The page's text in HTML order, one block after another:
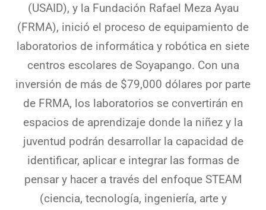
(USAID), y la Fundación Rafael Meza Ayau
(FRMA), inició el proceso de equipamiento de
laboratorios de informática y robótica en siete
centros escolares de Soyapango. Con una
inversión de más de $79,000 dólares por parte
de FRMA, los laboratorios se convertirán en
espacios de aprendizaje donde la niñez y la
juventud podrán desarrollar la capacidad de
identificar, aplicar e integrar las formas de
pensar y hacer a través del enfoque STEAM
(ciencia, tecnología, ingeniería, arte y